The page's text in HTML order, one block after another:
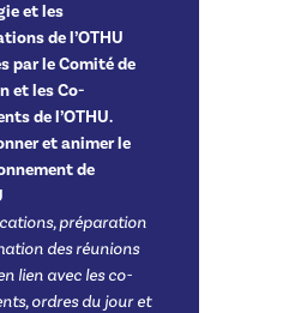
et les
de l’OTHU
par le Comité de
et les Co-
de l’OTHU.
et animer le
de
préparation
des réunions
lien avec les co-
ordres du jour et